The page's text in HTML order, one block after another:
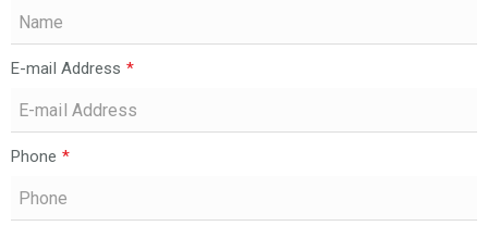
E-mail Address *
Phone *